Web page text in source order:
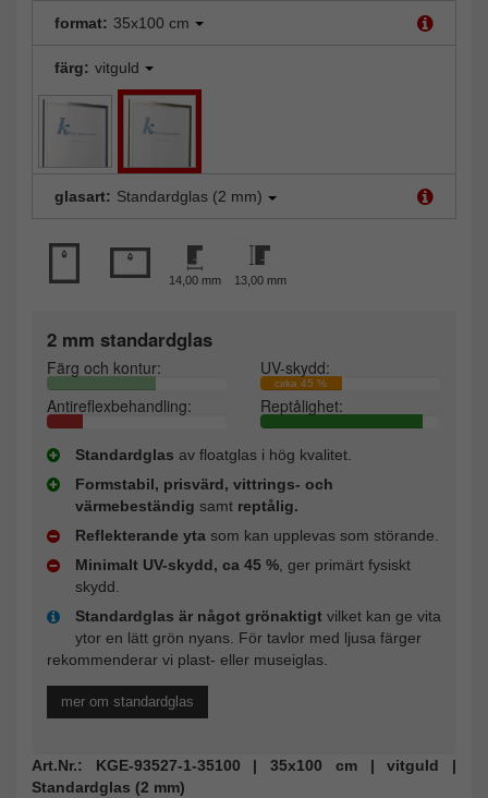
format: 35x100 cm
färg: vitguld
glasart: Standardglas (2 mm)
14,00 mm 13,00 mm
2 mm standardglas
Färg och kontur: UV-skydd:
cirka 45 %
Antireflexbehandling: Reptålighet:
Standardglas av floatglas i hög kvalitet.
Formstabil, prisvärd, vittrings- och
värmebeständig samt reptålig.
Reflekterande yta som kan upplevas som störande.
Minimalt UV-skydd, ca 45 %, ger primärt fysiskt
skydd.
Standardglas är något grönaktigt vilket kan ge vita
ytor en lätt grön nyans. För tavlor med ljusa färger
rekommenderar vi plast- eller museiglas.
mer om standardglas
Art.Nr.: KGE-93527-1-35100 | 35x100 cm | vitguld |
Standardglas (2 mm)